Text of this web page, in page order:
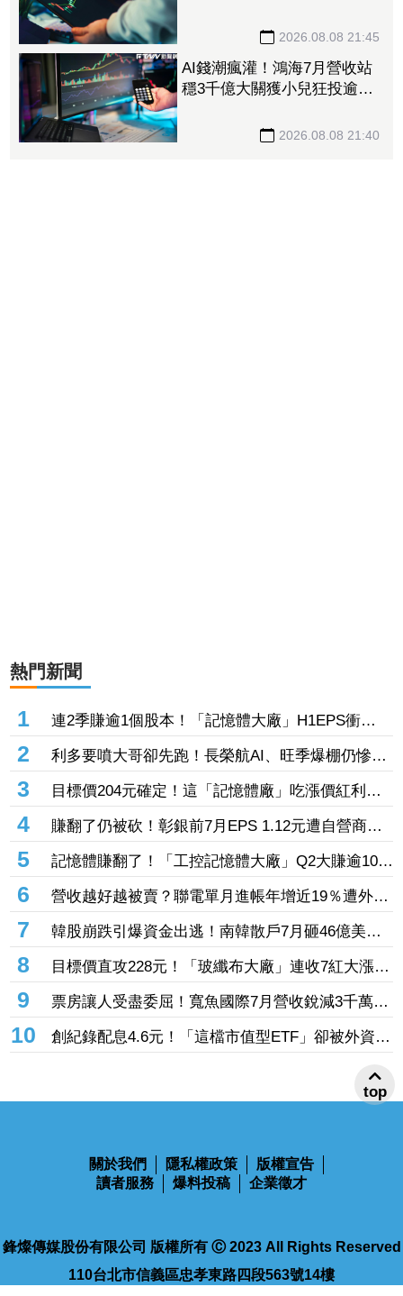
2026.08.08 21:45
AI錢潮瘋灌！鴻海7月營收站
穩3千億大關獲小兒狂投逾7
收首跨9千億、法說前夕吸買
2026.08.08 21:40
熱門新聞
1
連2季賺逾1個股本！「記憶體大廠」H1EPS衝
20.87元 股價卻殺至跌停鎖死
2
利多要噴大哥卻先跑！長榮航AI、旺季爆棚仍慘冠
賣超王 「這檔鋼鐵」７月營收年增46%也不被買
單
3
目標價204元確定！這「記憶體廠」吃漲價紅利、
Q2毛利率衝70% 全年營運看旺
4
賺翻了仍被砍！彰銀前7月EPS 1.12元遭自營商照
殺2.33億淪賣超王 「這檔記憶體」營收創高也遭
倒
5
記憶體賺翻了！「工控記憶體大廠」Q2大賺逾10股
本、H1EPS達166.45元 7月營收續旺再迎年月雙
增
6
營收越好越被賣？聯電單月進帳年增近19％遭外資
「砍到見骨」 台塑4寶「這檔」營收刷49個月新
高也挨刀
7
韓股崩跌引爆資金出逃！南韓散戶7月砸46億美元
「錢」進美股
8
目標價直攻228元！「玻纖布大廠」連收7紅大漲
32.86% 投信單周撒16.7億元、掃入近萬張
9
票房讓人受盡委屈！寬魚國際7月營收銳減3千萬原
因曝「王心凌票房＞楊丞琳」 網笑翻：是吃了誠
實果實嗎
10
創紀錄配息4.6元！「這檔市值型ETF」卻被外資單
周大砍3.4萬張 00923豪配3.05元同被抽回2億元
關於我們 隱私權政策
版權宣告
讀者服務
爆料投稿 企業徵才
鋒燦傳媒股份有限公司 版權所有 Ⓒ 2023 All Rights Reserved
110台北市信義區忠孝東路四段563號14樓
top